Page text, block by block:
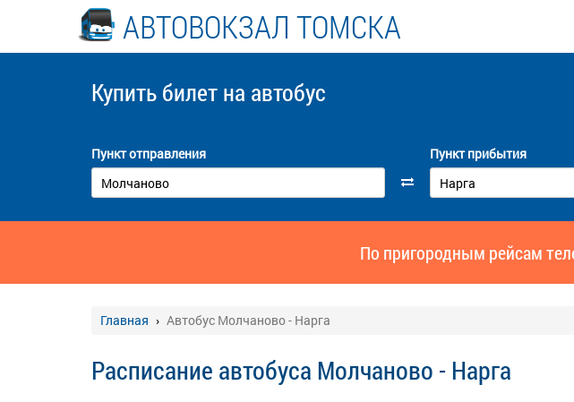
АВТОВОКЗАЛ ТОМСКА
Купить билет на автобус
Пункт отправления Пункт прибытия
По пригородным рейсам
Главная Автобус Молчаново - Нарга
Расписание автобуса Молчаново - Нарга